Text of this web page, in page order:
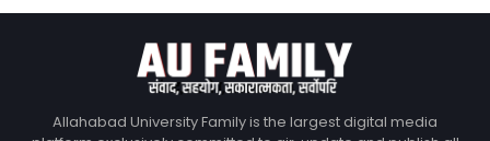
Allahabad University Family is the largest digital media